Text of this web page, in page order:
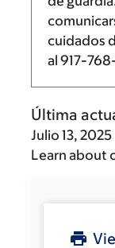
cuidados
al 917-
Última
Julio 13, 2025
Learn about